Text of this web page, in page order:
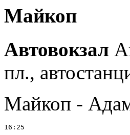
Майкоп
Автовокзал
пл.,
Майкоп -